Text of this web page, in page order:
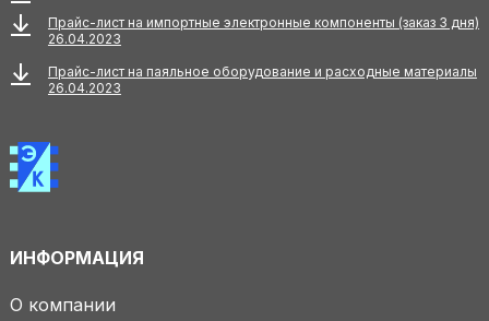
Прайс-лист на импортные электронные компоненты (заказ 3 дня)
26.04.2023
Прайс-лист на паяльное оборудование и расходные материалы
26.04.2023
ИНФОРМАЦИЯ
О компании